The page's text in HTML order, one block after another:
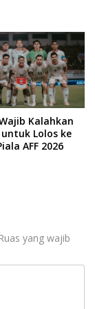
Kalahkan
Lolos ke
AFF 2026
Ruas yang wajib